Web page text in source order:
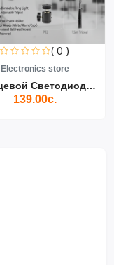
( 0 )
Electronics store
Кольцевой Светодиодный Св...
139.00с.